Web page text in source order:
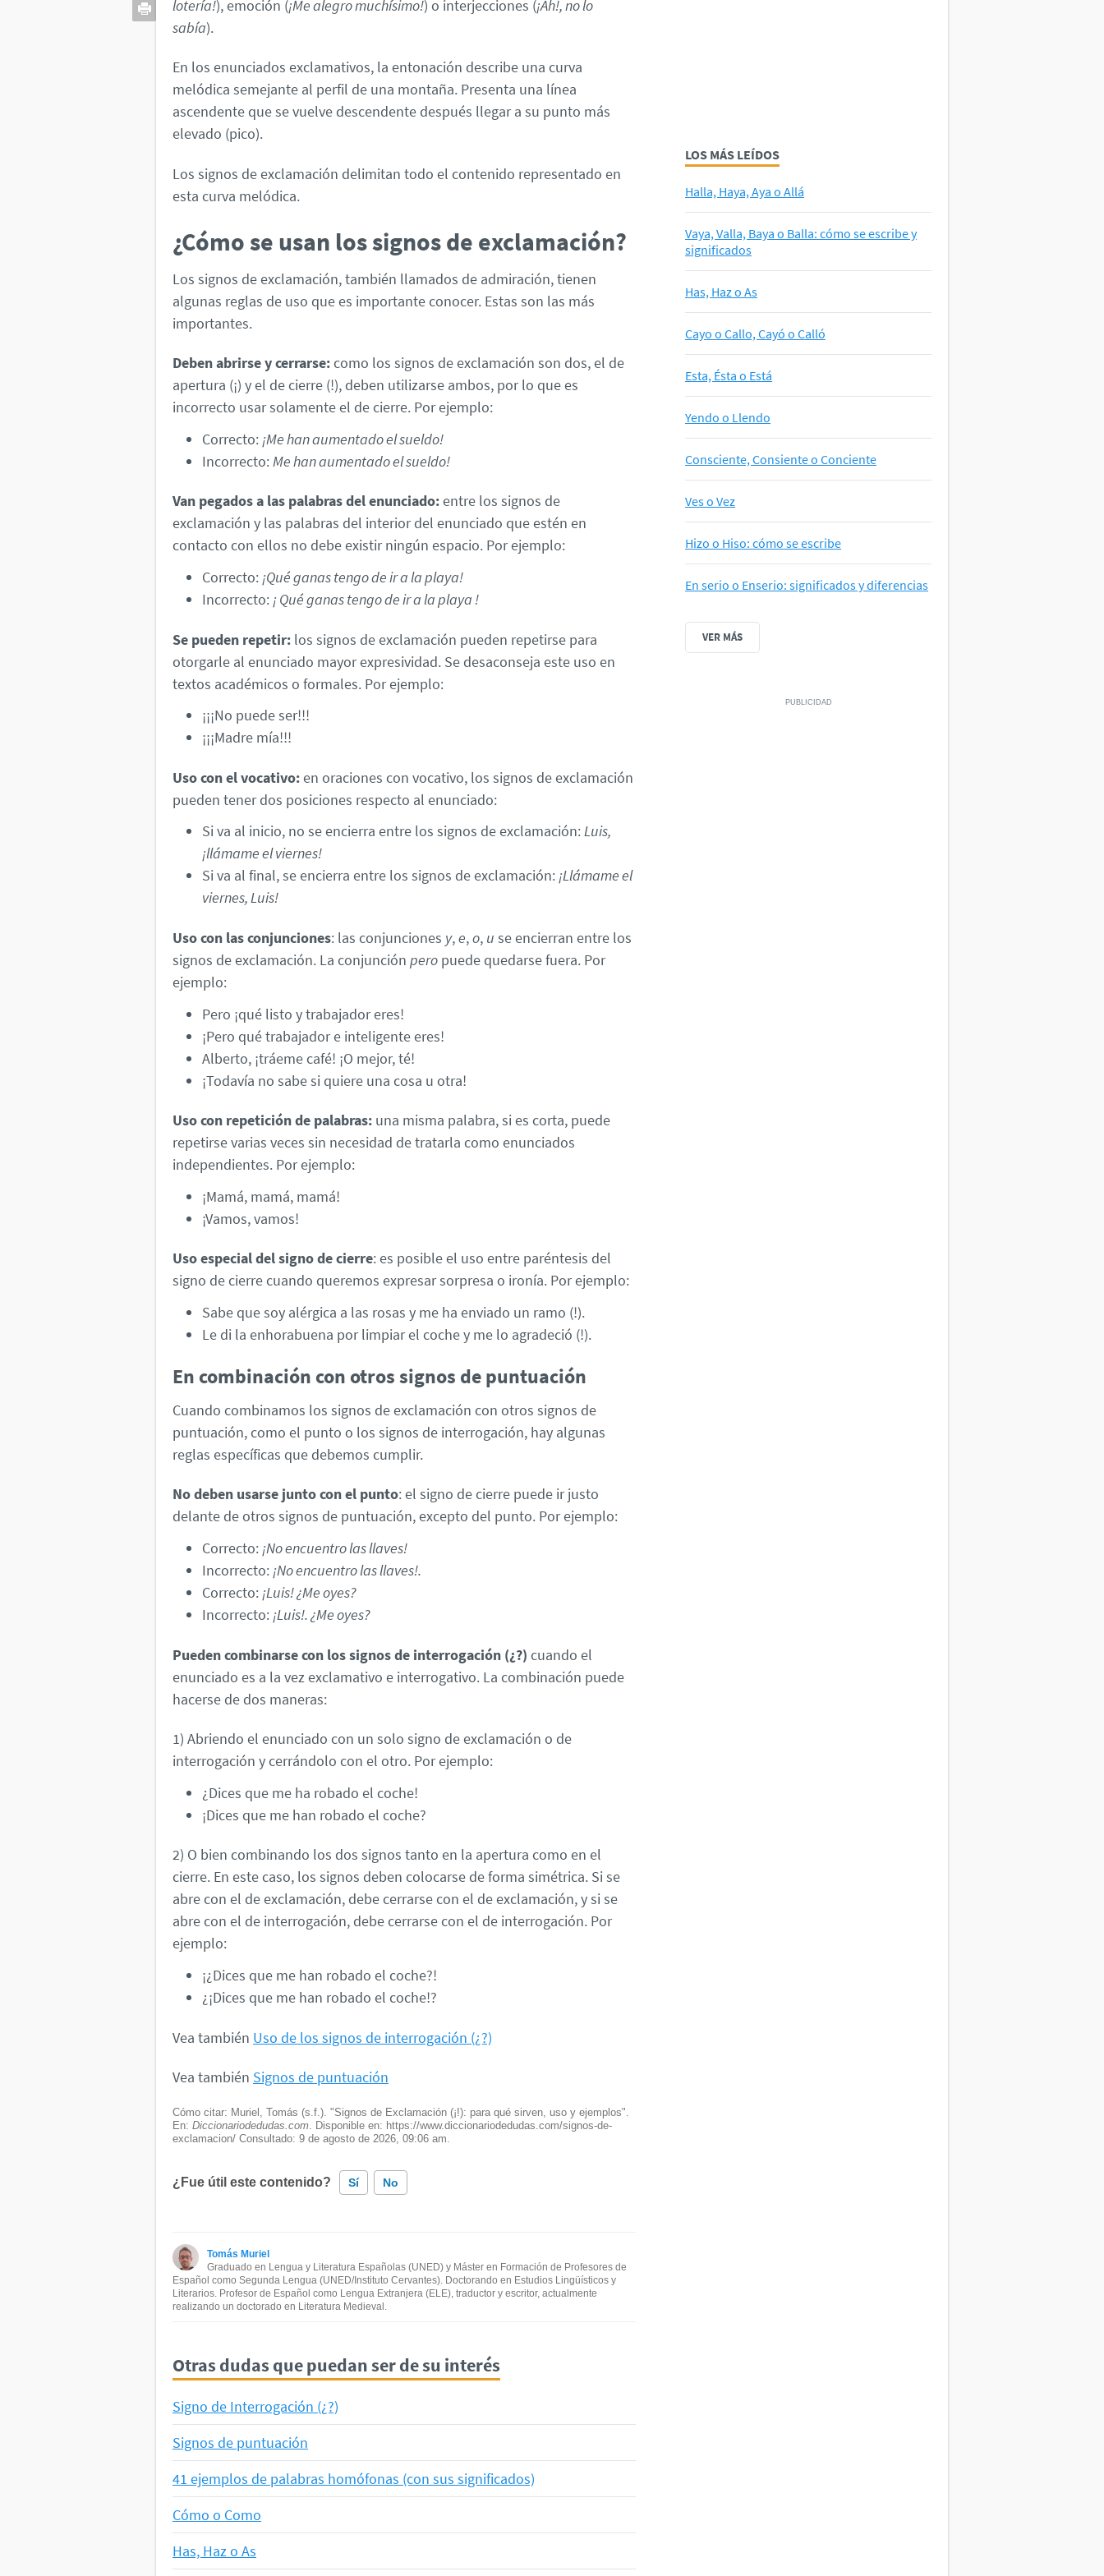
lotería!), emoción (¡Me alegro muchísimo!) o interjecciones (¡Ah!, no lo
sabía).
En los enunciados exclamativos, la entonación describe una curva
melódica semejante al perfil de una montaña. Presenta una línea
ascendente que se vuelve descendente después llegar a su punto más
elevado (pico).
Los signos de exclamación delimitan todo el contenido representado en
esta curva melódica.
¿Cómo se usan los signos de exclamación?
Los signos de exclamación, también llamados de admiración, tienen
algunas reglas de uso que es importante conocer. Estas son las más
importantes.
Deben abrirse y cerrarse:como los signos de exclamación son dos, el de
apertura (¡) y el de cierre (!), deben utilizarse ambos, por lo que es
incorrecto usar solamente el de cierre. Por ejemplo:
Correcto: ¡Me han aumentado el sueldo!
Incorrecto:Me han aumentado el sueldo!
Van pegados a las palabras del enunciado:entre los signos de
exclamación y las palabras del interior del enunciado que estén en
contacto con ellos no debe existir ningún espacio. Por ejemplo:
Correcto: ¡Qué ganas tengo de ir a la playa!
Incorrecto: ¡ Qué ganas tengo de ir a la playa !
Se pueden repetir: los signos de exclamación pueden repetirse para
otorgarle al enunciado mayor expresividad. Se desaconseja este uso en
textos académicos o formales. Por ejemplo:
¡¡¡No puede ser!!!
¡¡¡Madre mía!!!
Uso con el vocativo:en oraciones con vocativo, los signos de exclamación
pueden tener dos posiciones respecto al enunciado:
Si va al inicio, no se encierra entre los signos de exclamación:Luis,
¡llámame el viernes!
Si va al final, se encierra entre los signos de exclamación: ¡Llámame el
viernes, Luis!
Uso con las conjunciones: las conjunciones y,e,o, u se encierran entre los
signos de exclamación. La conjunción pero puede quedarse fuera. Por
ejemplo:
Pero ¡qué listo y trabajador eres!
¡Pero qué trabajador e inteligente eres!
Alberto, ¡tráeme café! ¡O mejor, té!
¡Todavía no sabe si quiere una cosa u otra!
Uso con repetición de palabras: una misma palabra, si es corta, puede
repetirse varias veces sin necesidad de tratarla como enunciados
independientes. Por ejemplo:
¡Mamá, mamá, mamá!
¡Vamos, vamos!
Uso especial del signo de cierre: es posible el uso entre paréntesis del
signo de cierre cuando queremos expresar sorpresa o ironía. Por ejemplo:
Sabe que soy alérgica a las rosas y me ha enviado un ramo (!).
Le di la enhorabuena por limpiar el coche y me lo agradeció (!).
En combinación con otros signos de puntuación
Cuando combinamos los signos de exclamación con otros signos de
puntuación, como el punto o los signos de interrogación, hay algunas
reglas específicas que debemos cumplir.
No deben usarse junto con el punto: el signo de cierre puede ir justo
delante de otros signos de puntuación, excepto del punto. Por ejemplo:
Correcto: ¡No encuentro las llaves!
Incorrecto: ¡No encuentro las llaves!.
Correcto: ¡Luis! ¿Me oyes?
Incorrecto: ¡Luis!. ¿Me oyes?
Pueden combinarse con los signos de interrogación (¿?) cuando el
enunciado es a la vez exclamativo e interrogativo. La combinación puede
hacerse de dos maneras:
1) Abriendo el enunciado con un solo signo de exclamación o de
interrogación y cerrándolo con el otro. Por ejemplo:
¿Dices que me ha robado el coche!
¡Dices que me han robado el coche?
2) O bien combinando los dos signos tanto en la apertura como en el
cierre. En este caso, los signos deben colocarse de forma simétrica. Si se
abre con el de exclamación, debe cerrarse con el de exclamación, y si se
abre con el de interrogación, debe cerrarse con el de interrogación. Por
ejemplo:
¡¿Dices que me han robado el coche?!
¿¡Dices que me han robado el coche!?
Vea también Uso de los signos de interrogación (¿?)
Vea también Signos de puntuación
Cómo citar: Muriel, Tomás (s.f.). "Signos de Exclamación (¡!): para qué sirven, uso y ejemplos".
En: Diccionariodedudas.com . Disponible en: https://www.diccionariodedudas.com/signos-de-
exclamacion/ Consultado: 9 de agosto de 2026, 09:06 am.
¿Fue útil este contenido? Sí No
Este contenido no tiene la información que busco
Otro
Tomás Muriel
Graduado en Lengua y Literatura Españolas (UNED) y Máster en Formación de Profesores de
Español como Segunda Lengua (UNED/Instituto Cervantes). Doctorando en Estudios Lingüísticos y
Literarios. Profesor de Español como Lengua Extranjera (ELE), traductor y escritor, actualmente
realizando un doctorado en Literatura Medieval.
Otras dudas que puedan ser de su interés
Signo de Interrogación (¿?)
Signos de puntuación
41 ejemplos de palabras homófonas (con sus significados)
Cómo o Como
Has, Haz o As
LOS MÁS LEÍDOS
Halla, Haya, Aya o Allá
Vaya, Valla, Baya o Balla: cómo se escribe y
significados
Has, Haz o As
Cayo o Callo, Cayó o Calló
Esta, Ésta o Está
Yendo o Llendo
Consciente, Consiente o Conciente
Ves o Vez
Hizo o Hiso: cómo se escribe
En serio o Enserio: significados y diferencias
VER MÁS